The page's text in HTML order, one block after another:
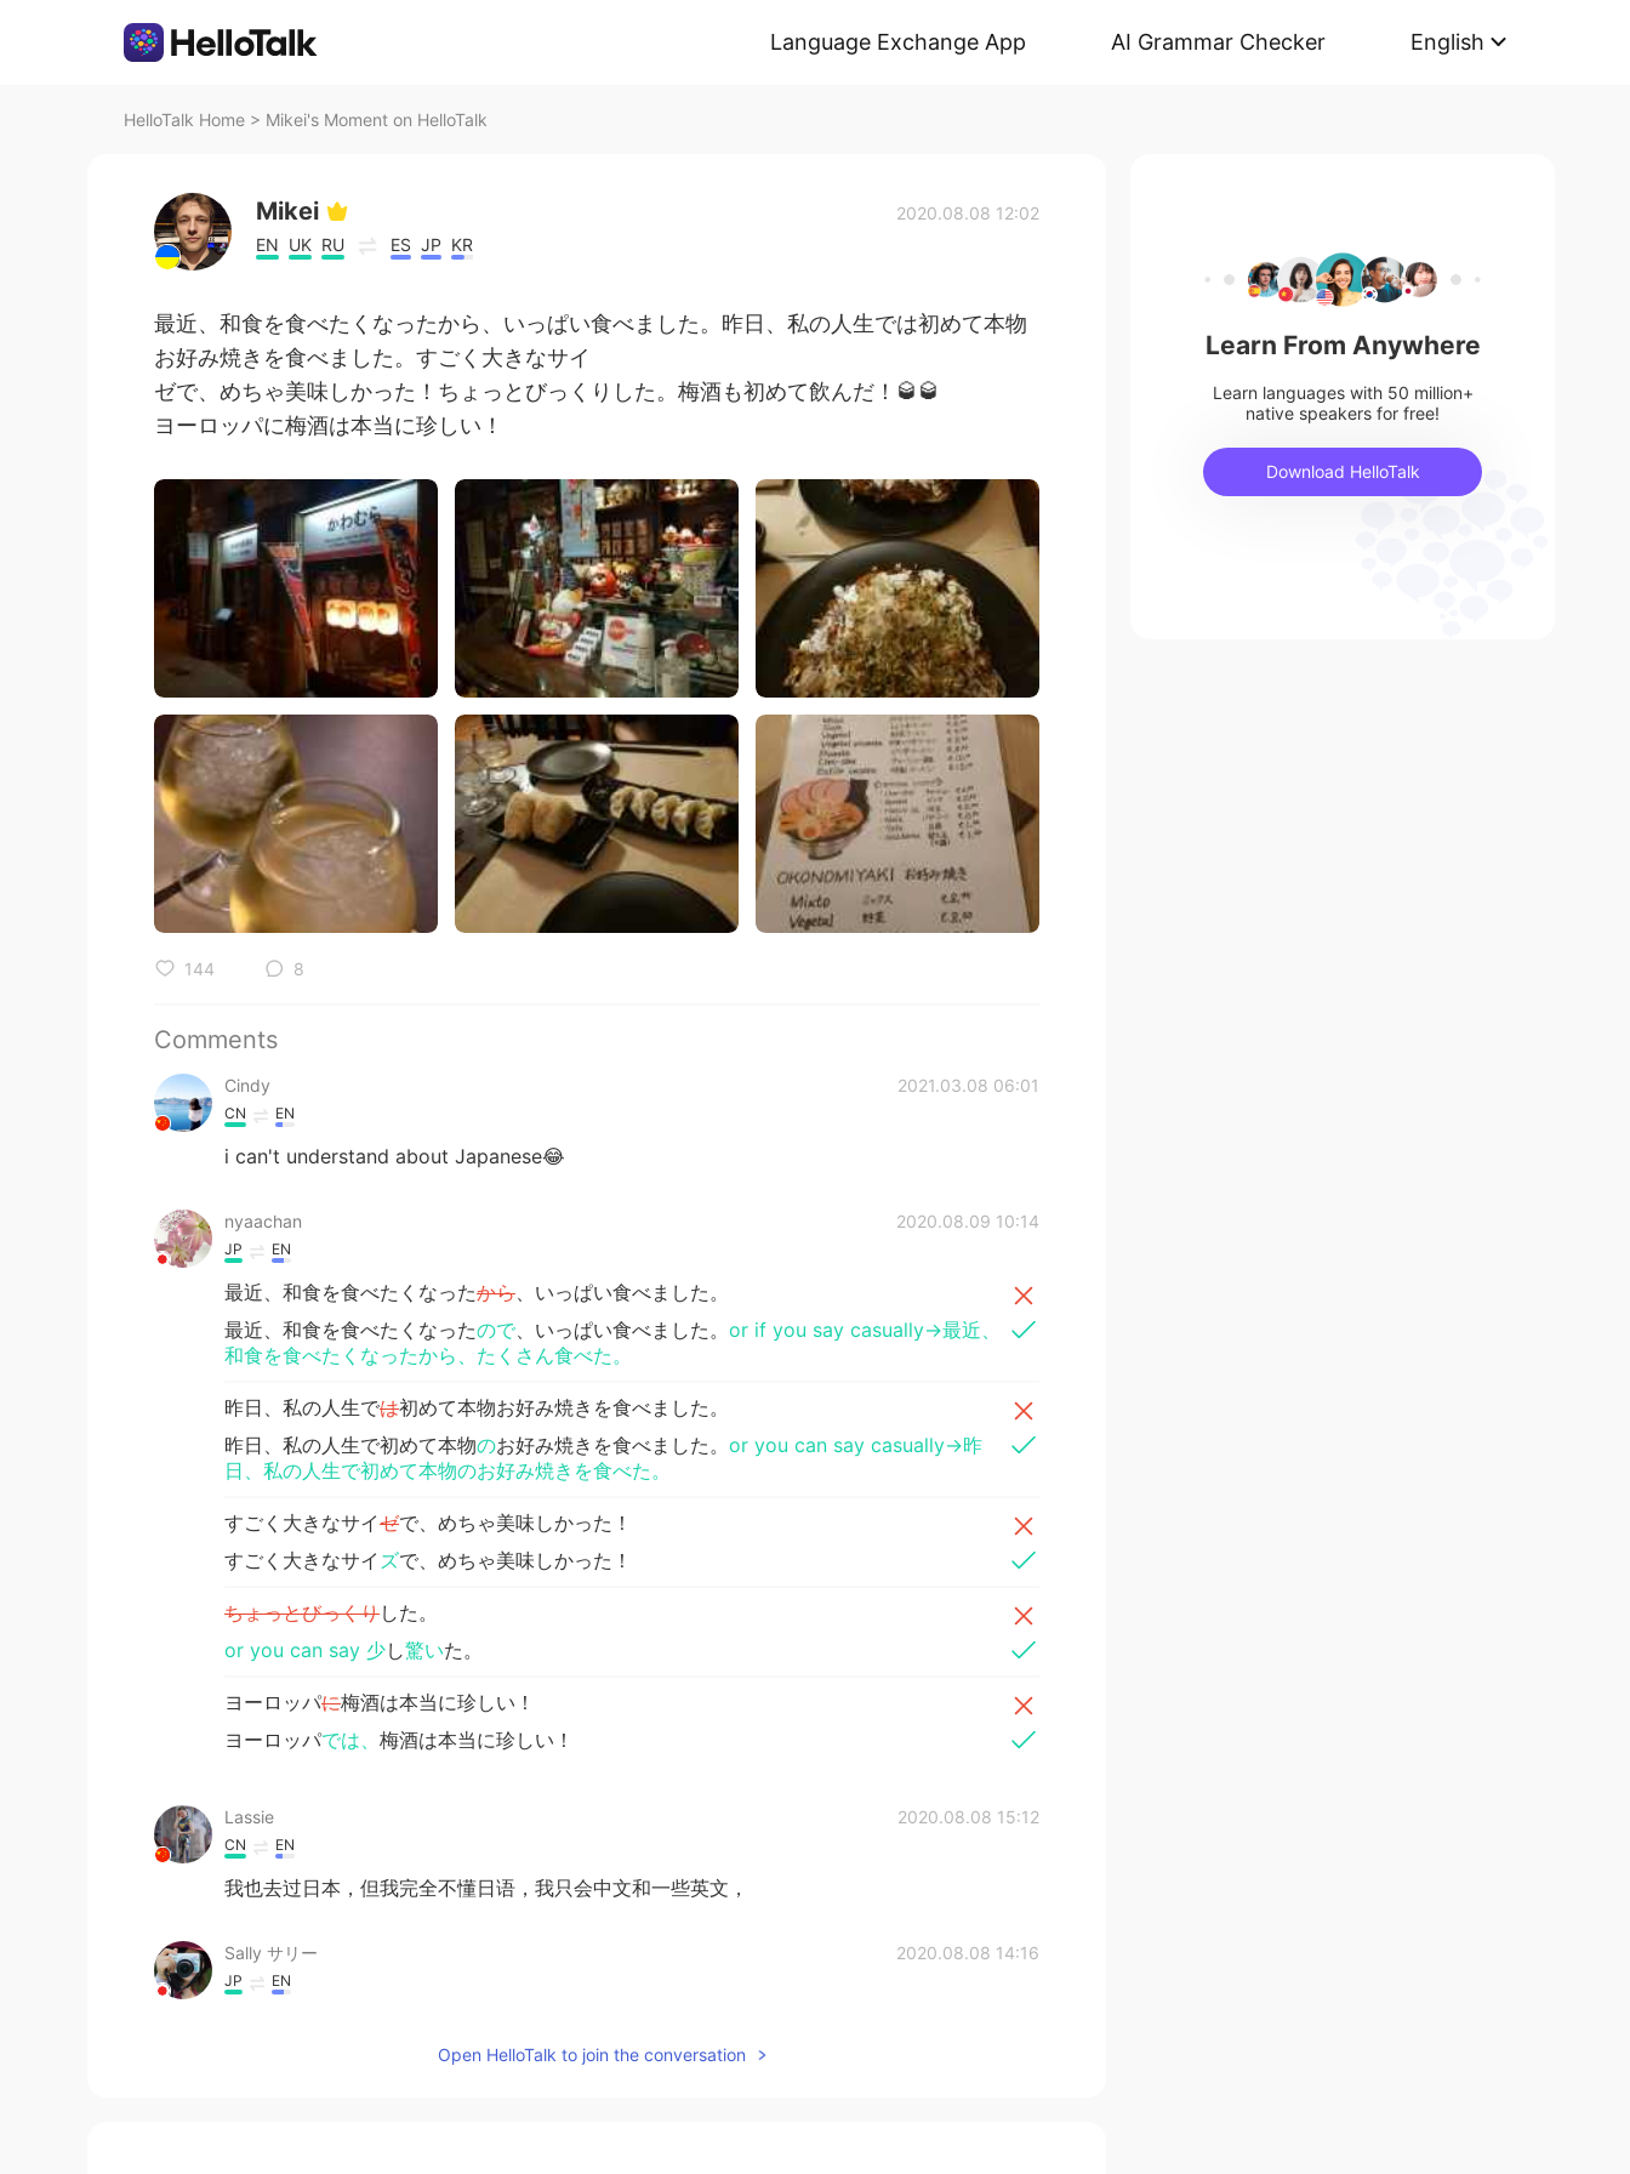
Language Exchange App AI Grammar Checker English
HelloTalk Home > Mikei's Moment on HelloTalk
Mikei
EN UK RU ES JP KR
2020.08.08 12:02
最近、和食を食べたくなったから、いっぱい食べました。昨日、私の人生では初めて本物
お好み焼きを食べました。すごく大きなサイ
ゼで、めちゃ美味しかった！ちょっとびっくりした。梅酒も初めて飲んだ！🥃🥃
ヨーロッパに梅酒は本当に珍しい！
144 8
Comments
Cindy 2021.03.08 06:01
CN EN
i can't understand about Japanese😂
nyaachan 2020.08.09 10:14
JP EN
最近、和食を食べたくなったから、いっぱい食べました。
最近、和食を食べたくなったので、いっぱい食べました。 or if you say casually→最近、
和食を食べたくなったから、たくさん食べた。
昨日、私の人生では初めて本物お好み焼きを食べました。
昨日、私の人生で初めて本物のお好み焼きを食べました。 or you can say casually→昨
日、私の人生で初めて本物のお好み焼きを食べた。
すごく大きなサイゼで、めちゃ美味しかった！
すごく大きなサイ ズで、めちゃ美味しかった！
ちょっとびっくりした。
or you can say 少し驚いた。
ヨーロッパに梅酒は本当に珍しい！
ヨーロッパでは、 梅酒は本当に珍しい！
Lassie 2020.08.08 15:12
CN EN
我也去过日本，但我完全不懂日语，我只会中文和一些英文，
Sally サリー 2020.08.08 14:16
JP EN
Open HelloTalk to join the conversation
Learn From Anywhere
Learn languages with 50 million+
native speakers for free!
Download HelloTalk